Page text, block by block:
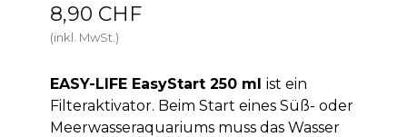
8,90 CHF
(inkl. MwSt.)
EASY-LIFE EasyStart 250 ml ist ein
Filteraktivator. Beim Start eines Süß- oder
Meerwasseraquariums muss das Wasser